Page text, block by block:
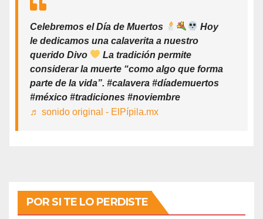
Celebremos el Día de Muertos
Hoy
le dedicamos una calaverita a nuestro
querido Divo
La tradición permite
considerar la muerte “como algo que forma
parte de la vida”. #calavera #díademuertos
#méxico #tradiciones #noviembre
♬ sonido original - ElPípila.mx
POR SI TE LO PERDISTE